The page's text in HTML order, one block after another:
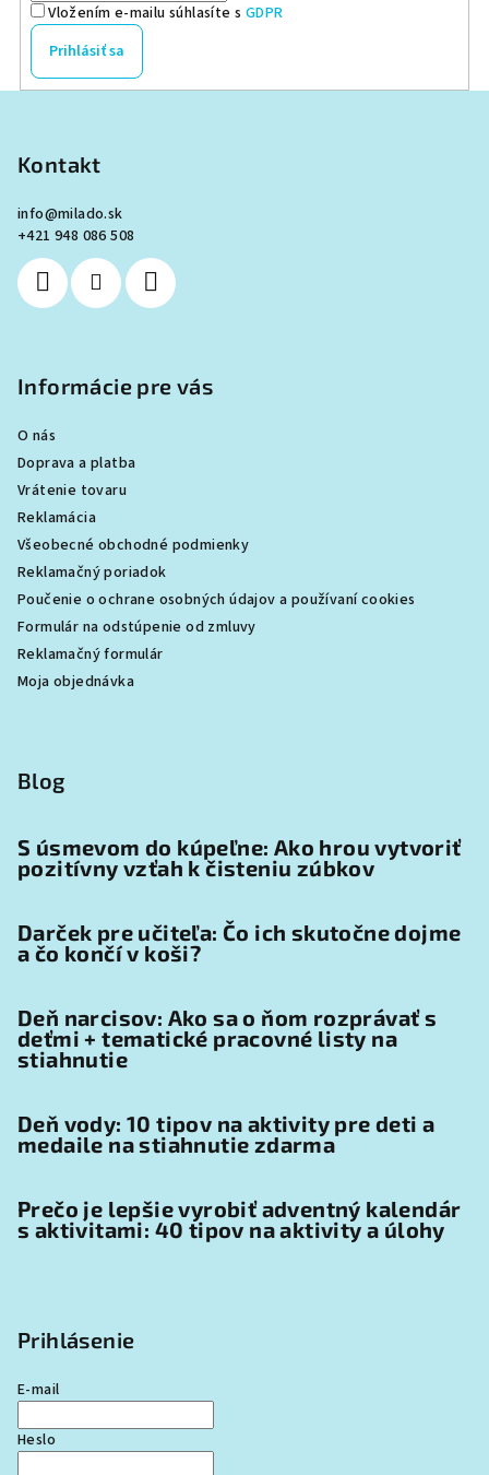
Vložením e-mailu súhlasíte s GDPR
Prihlásiť sa
Kontakt
info@milado.sk
+421 948 086 508
Informácie pre vás
O nás
Doprava a platba
Vrátenie tovaru
Reklamácia
Všeobecné obchodné podmienky
Reklamačný poriadok
Poučenie o ochrane osobných údajov a používaní cookies
Formulár na odstúpenie od zmluvy
Reklamačný formulár
Moja objednávka
Blog
S úsmevom do kúpeľne: Ako hrou vytvoriť
pozitívny vzťah k čisteniu zúbkov
Darček pre učiteľa: Čo ich skutočne dojme
a čo končí v koši?
Deň narcisov: Ako sa o ňom rozprávať s
deťmi + tematické pracovné listy na
stiahnutie
Deň vody: 10 tipov na aktivity pre deti a
medaile na stiahnutie zdarma
Prečo je lepšie vyrobiť adventný kalendár
s aktivitami: 40 tipov na aktivity a úlohy
Prihlásenie
E-mail
Heslo